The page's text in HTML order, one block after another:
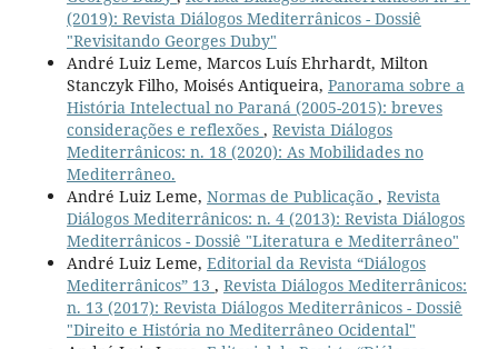
(2019): Revista Diálogos Mediterrânicos - Dossiê
"Revisitando Georges Duby"
André Luiz Leme, Marcos Luís Ehrhardt, Milton
Stanczyk Filho, Moisés Antiqueira, Panorama sobre a
História Intelectual no Paraná (2005-2015): breves
considerações e reflexões , Revista Diálogos
Mediterrânicos: n. 18 (2020): As Mobilidades no
Mediterrâneo.
André Luiz Leme, Normas de Publicação , Revista
Diálogos Mediterrânicos: n. 4 (2013): Revista Diálogos
Mediterrânicos - Dossiê "Literatura e Mediterrâneo"
André Luiz Leme, Editorial da Revista “Diálogos
Mediterrânicos” 13 , Revista Diálogos Mediterrânicos:
n. 13 (2017): Revista Diálogos Mediterrânicos - Dossiê
"Direito e História no Mediterrâneo Ocidental"